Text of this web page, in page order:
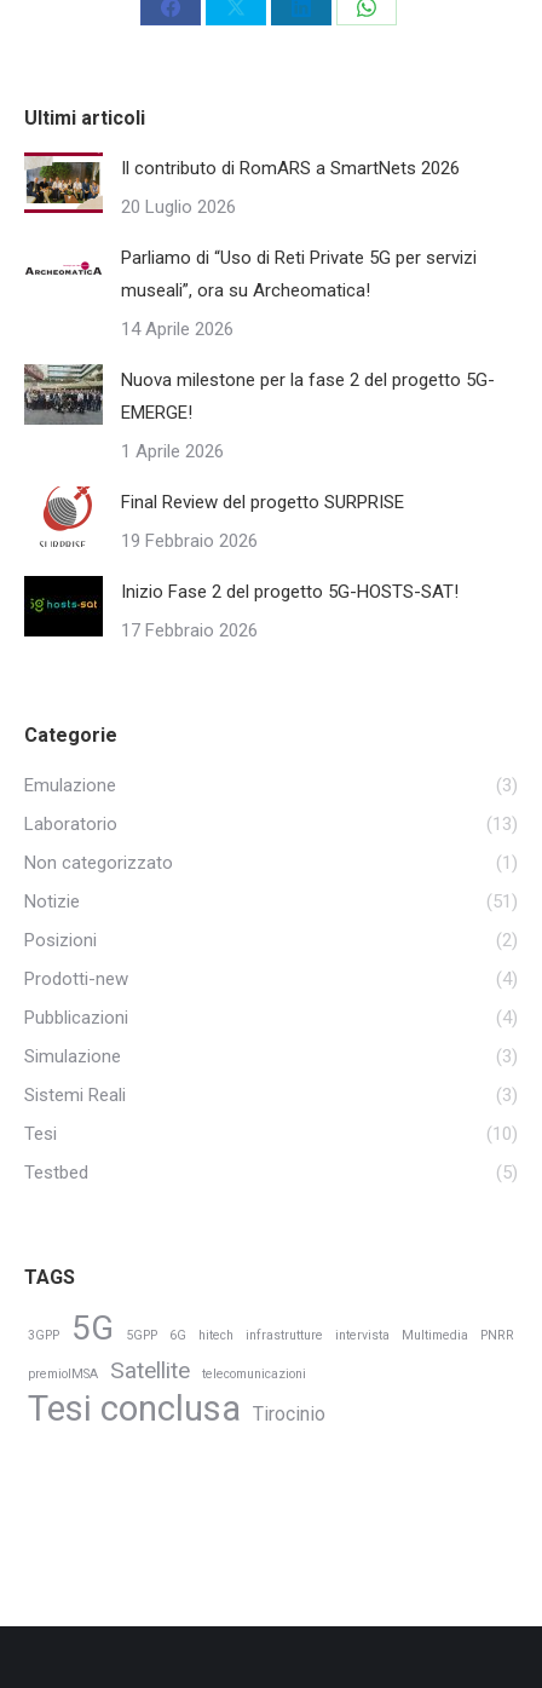
Share
Share
Share
Share
Ultimi articoli
Il contributo di RomARS a SmartNets 2026
20 Luglio 2026
Parliamo di “Uso di Reti Private 5G per servizi
museali”, ora su Archeomatica!
14 Aprile 2026
Nuova milestone per la fase 2 del progetto 5G-
EMERGE!
1 Aprile 2026
Final Review del progetto SURPRISE
19 Febbraio 2026
Inizio Fase 2 del progetto 5G-HOSTS-SAT!
17 Febbraio 2026
Categorie
Emulazione
(3)
Laboratorio
(13)
Non categorizzato
(1)
Notizie
(51)
Posizioni
(2)
Prodotti-new
(4)
Pubblicazioni
(4)
Simulazione
(3)
Sistemi Reali
(3)
Tesi
(10)
Testbed
(5)
TAGS
3GPP 5G 5GPP 6G hitech infrastrutture intervista Multimedia PNRR
premioIMSA Satellite telecomunicazioni
Tesi conclusa Tirocinio